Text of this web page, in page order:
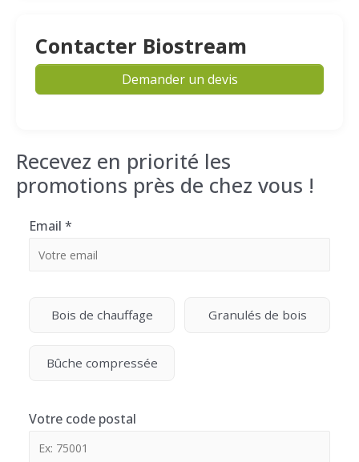
Contacter Biostream
Demander un devis
Recevez en priorité les
promotions près de chez vous !
Email *
Bois de chauffage Granulés de bois
Bûche compressée
Votre code postal